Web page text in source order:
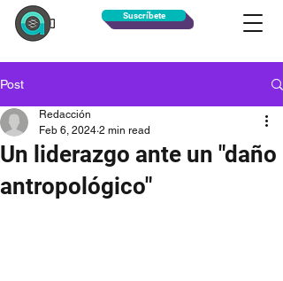
Suscríbete
Post
Un liderazgo ante un "daño
antropológico"
Redacción
Feb 6, 2024 2 min read